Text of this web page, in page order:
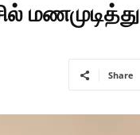
மணமுடித்து
Share